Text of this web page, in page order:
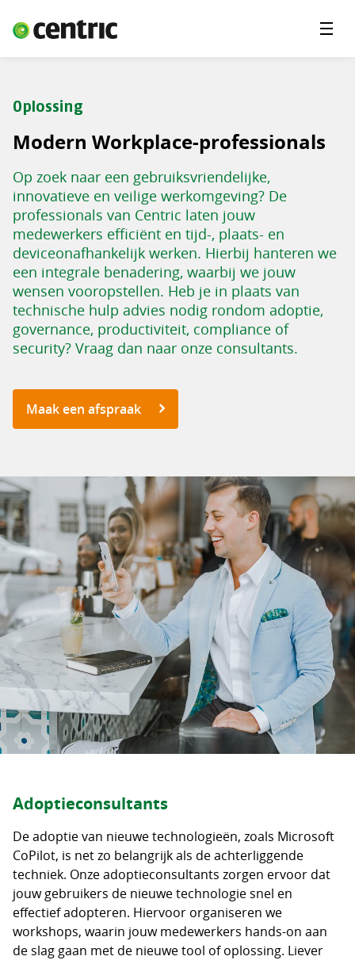
Oplossingen
Careers
Insights
Oplossing
Modern Workplace-professionals
Op zoek naar een gebruiksvriendelijke,
innovatieve en veilige werkomgeving? De
professionals van Centric laten jouw
medewerkers efficiënt en tijd-, plaats- en
deviceonafhankelijk werken. Hierbij hanteren we
een integrale benadering, waarbij we jouw
wensen vooropstellen. Heb je in plaats van
technische hulp advies nodig rondom adoptie,
governance, productiviteit, compliance of
security? Vraag dan naar onze consultants.
Maak een afspraak
Adoptieconsultants
De adoptie van nieuwe technologieën, zoals Microsoft
CoPilot, is net zo belangrijk als de achterliggende
techniek. Onze adoptieconsultants zorgen ervoor dat
jouw gebruikers de nieuwe technologie snel en
effectief adopteren. Hiervoor organiseren we
workshops, waarin jouw medewerkers hands-on aan
de slag gaan met de nieuwe tool of oplossing. Liever